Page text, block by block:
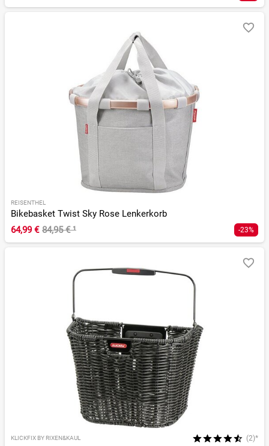
REISENTHEL
Bikebasket Twist Sky Rose Lenkerkorb
64,99 € 84,95 €¹ -23%
KLICKFIX BY RIXEN&KAUL (2)*